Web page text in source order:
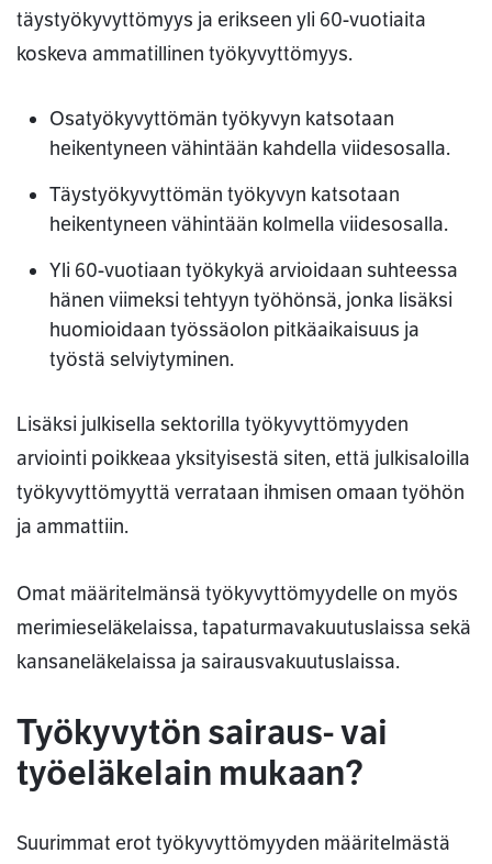
täystyökyvyttömyys ja erikseen yli 60-vuotiaita
koskeva ammatillinen työkyvyttömyys.
Osatyökyvyttömän työkyvyn katsotaan
heikentyneen vähintään kahdella viidesosalla.
Täystyökyvyttömän työkyvyn katsotaan
heikentyneen vähintään kolmella viidesosalla.
Yli 60-vuotiaan työkykyä arvioidaan suhteessa
hänen viimeksi tehtyyn työhönsä, jonka lisäksi
huomioidaan työssäolon pitkäaikaisuus ja
työstä selviytyminen.
Lisäksi julkisella sektorilla työkyvyttömyyden
arviointi poikkeaa yksityisestä siten, että julkisaloilla
työkyvyttömyyttä verrataan ihmisen omaan työhön
ja ammattiin.
Omat määritelmänsä työkyvyttömyydelle on myös
merimieseläkelaissa, tapaturmavakuutuslaissa sekä
kansaneläkelaissa ja sairausvakuutuslaissa.
Työkyvytön sairaus- vai
työeläkelain mukaan?
Suurimmat erot työkyvyttömyyden määritelmästä